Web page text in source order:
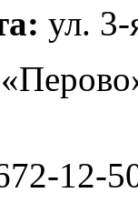
ул.
12-